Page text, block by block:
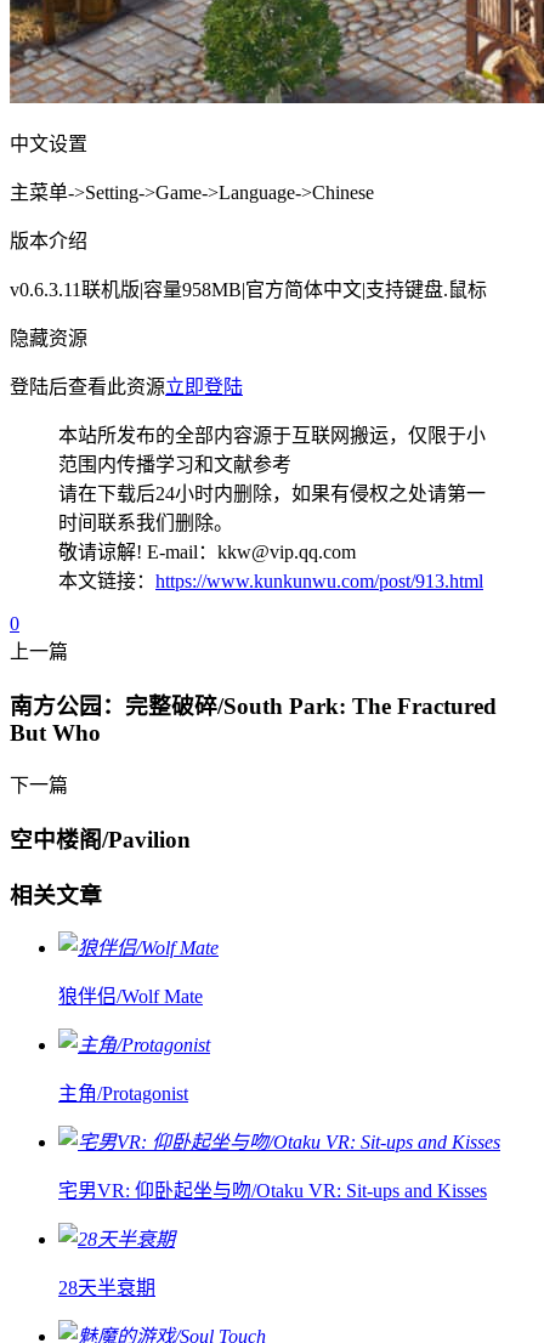
中文设置
主菜单->Setting->Game->Language->Chinese
版本介绍
v0.6.3.11联机版|容量958MB|官方简体中文|支持键盘.鼠标
隐藏资源
登陆后查看此资源立即登陆
本站所发布的全部内容源于互联网搬运，仅限于小
范围内传播学习和文献参考
请在下载后24小时内删除，如果有侵权之处请第一
时间联系我们删除。
敬请谅解! E-mail：kkw@vip.qq.com
本文链接： https://www.kunkunwu.com/post/913.html
0
上一篇
南方公园：完整破碎/South Park: The Fractured
But Who
下一篇
空中楼阁/Pavilion
相关文章
狼伴侣/Wolf Mate
主角/Protagonist
宅男VR: 仰卧起坐与吻/Otaku VR: Sit-ups and Kisses
28天半衰期